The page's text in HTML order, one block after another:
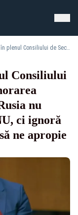
Oana Țoiu, discurs în plenul Consiliului de Securitate al ONU: „Ignorarea suferinței umane de către Rusia nu contravine doar Cartei ONU, ci ignoră efortul celor care au dorit să ne apropie de pace”
Consiliului
nu
ci ignoră
ne apropie